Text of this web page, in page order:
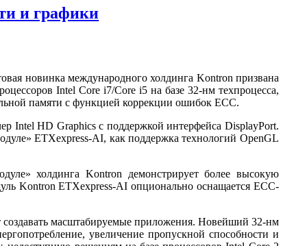
и графики
новинка международного холдинга Kontron призвана
Intel Core i7/Core i5 на базе 32-нм техпроцесса,
памяти с функцией коррекции ошибок ECC.
Intel HD Graphics с поддержкой интерфейса DisplayPort.
ETXexpress-AI, как поддержка технологий OpenGL
холдинга Kontron демонстрирует более высокую
Kontron ETXexpress-AI опционально оснащается ECC-
создавать масштабируемые приложения. Новейший 32-нм
увеличение пропускной способности и